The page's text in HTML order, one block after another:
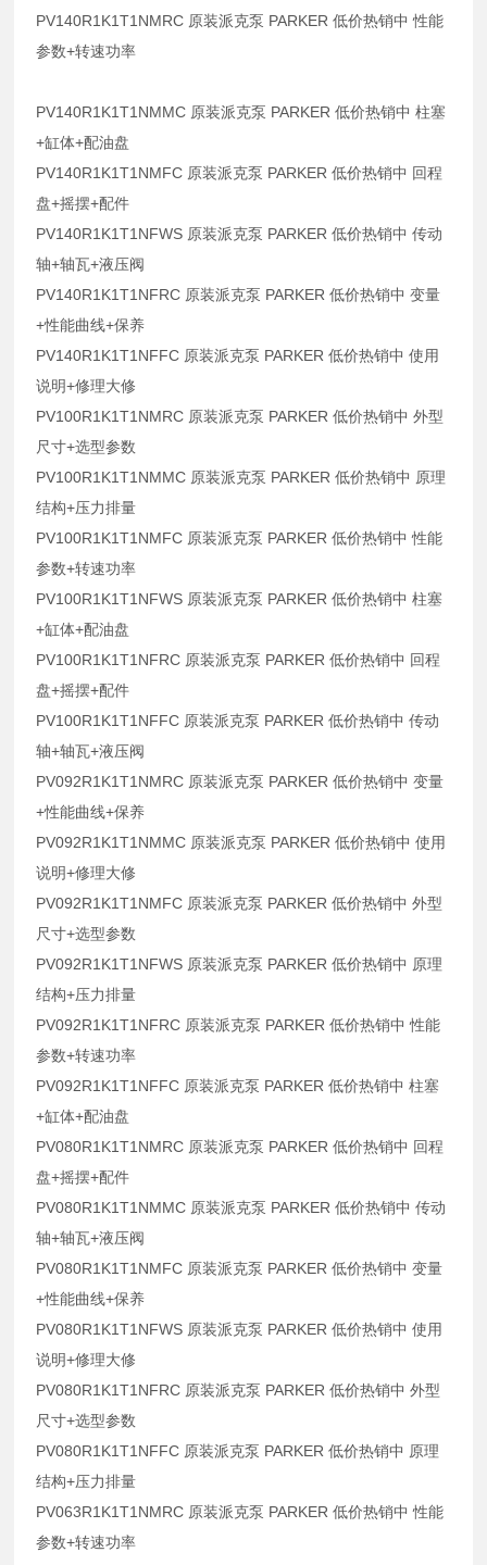
PV140R1K1T1NMRC 原装派克泵 PARKER 低价热销中 性能
参数+转速功率
PV140R1K1T1NMMC 原装派克泵 PARKER 低价热销中 柱塞
+缸体+配油盘
PV140R1K1T1NMFC 原装派克泵 PARKER 低价热销中 回程
盘+摇摆+配件
PV140R1K1T1NFWS 原装派克泵 PARKER 低价热销中 传动
轴+轴瓦+液压阀
PV140R1K1T1NFRC 原装派克泵 PARKER 低价热销中 变量
+性能曲线+保养
PV140R1K1T1NFFC 原装派克泵 PARKER 低价热销中 使用
说明+修理大修
PV100R1K1T1NMRC 原装派克泵 PARKER 低价热销中 外型
尺寸+选型参数
PV100R1K1T1NMMC 原装派克泵 PARKER 低价热销中 原理
结构+压力排量
PV100R1K1T1NMFC 原装派克泵 PARKER 低价热销中 性能
参数+转速功率
PV100R1K1T1NFWS 原装派克泵 PARKER 低价热销中 柱塞
+缸体+配油盘
PV100R1K1T1NFRC 原装派克泵 PARKER 低价热销中 回程
盘+摇摆+配件
PV100R1K1T1NFFC 原装派克泵 PARKER 低价热销中 传动
轴+轴瓦+液压阀
PV092R1K1T1NMRC 原装派克泵 PARKER 低价热销中 变量
+性能曲线+保养
PV092R1K1T1NMMC 原装派克泵 PARKER 低价热销中 使用
说明+修理大修
PV092R1K1T1NMFC 原装派克泵 PARKER 低价热销中 外型
尺寸+选型参数
PV092R1K1T1NFWS 原装派克泵 PARKER 低价热销中 原理
结构+压力排量
PV092R1K1T1NFRC 原装派克泵 PARKER 低价热销中 性能
参数+转速功率
PV092R1K1T1NFFC 原装派克泵 PARKER 低价热销中 柱塞
+缸体+配油盘
PV080R1K1T1NMRC 原装派克泵 PARKER 低价热销中 回程
盘+摇摆+配件
PV080R1K1T1NMMC 原装派克泵 PARKER 低价热销中 传动
轴+轴瓦+液压阀
PV080R1K1T1NMFC 原装派克泵 PARKER 低价热销中 变量
+性能曲线+保养
PV080R1K1T1NFWS 原装派克泵 PARKER 低价热销中 使用
说明+修理大修
PV080R1K1T1NFRC 原装派克泵 PARKER 低价热销中 外型
尺寸+选型参数
PV080R1K1T1NFFC 原装派克泵 PARKER 低价热销中 原理
结构+压力排量
PV063R1K1T1NMRC 原装派克泵 PARKER 低价热销中 性能
参数+转速功率